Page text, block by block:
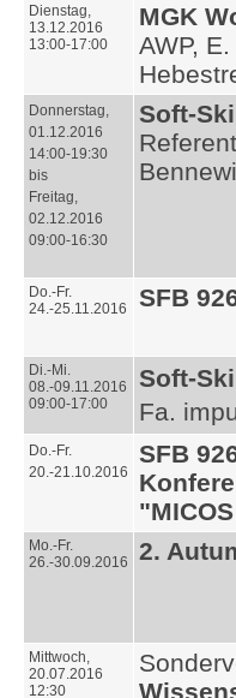
Dienstag,
13.12.2016
13:00-17:00
MGK
AWP,
Donnerstag,
01.12.2016
14:00-19:30
bis
Freitag,
02.12.2016
09:00-16:30
Soft-
Do.-Fr.
24.-25.11.2016
SFB
Di.-Mi.
08.-09.11.2016
09:00-17:00
Soft-
Fa.
Do.-Fr.
20.-21.10.2016
SFB
Mo.-Fr.
26.-30.09.2016
2.
Mittwoch,
20.07.2016
12:30